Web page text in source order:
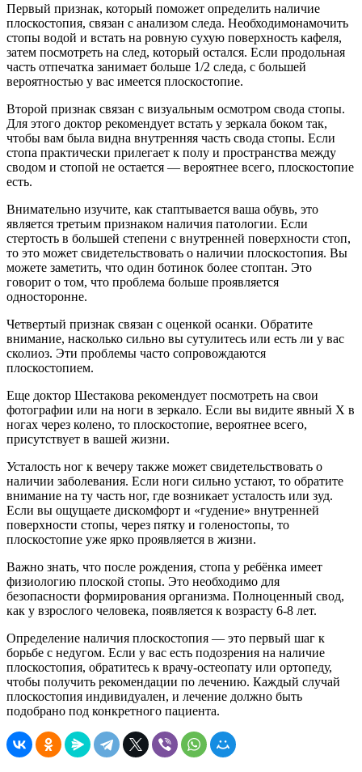
Первый признак, который поможет определить наличие
плоскостопия, связан с анализом следа. Необходимонамочить
стопы водой и встать на ровную сухую поверхность кафеля,
затем посмотреть на след, который остался. Если продольная
часть отпечатка занимает больше 1/2 следа, с большей
вероятностью у вас имеется плоскостопие.
Второй признак связан с визуальным осмотром свода стопы.
Для этого доктор рекомендует встать у зеркала боком так,
чтобы вам была видна внутренняя часть свода стопы. Если
стопа практически прилегает к полу и пространства между
сводом и стопой не остается — вероятнее всего, плоскостопие
есть.
Внимательно изучите, как стаптывается ваша обувь, это
является третьим признаком наличия патологии. Если
стертость в большей степени с внутренней поверхности стоп,
то это может свидетельствовать о наличии плоскостопия. Вы
можете заметить, что один ботинок более стоптан. Это
говорит о том, что проблема больше проявляется
односторонне.
Четвертый признак связан с оценкой осанки. Обратите
внимание, насколько сильно вы сутулитесь или есть ли у вас
сколиоз. Эти проблемы часто сопровождаются
плоскостопием.
Еще доктор Шестакова рекомендует посмотреть на свои
фотографии или на ноги в зеркало. Если вы видите явный Х в
ногах через колено, то плоскостопие, вероятнее всего,
присутствует в вашей жизни.
Усталость ног к вечеру также может свидетельствовать о
наличии заболевания. Если ноги сильно устают, то обратите
внимание на ту часть ног, где возникает усталость или зуд.
Если вы ощущаете дискомфорт и «гудение» внутренней
поверхности стопы, через пятку и голеностопы, то
плоскостопие уже ярко проявляется в жизни.
Важно знать, что после рождения, стопа у ребёнка имеет
физиологию плоской стопы. Это необходимо для
безопасности формирования организма. Полноценный свод,
как у взрослого человека, появляется к возрасту 6-8 лет.
Определение наличия плоскостопия — это первый шаг к
борьбе с недугом. Если у вас есть подозрения на наличие
плоскостопия, обратитесь к врачу-остеопату или ортопеду,
чтобы получить рекомендации по лечению. Каждый случай
плоскостопия индивидуален, и лечение должно быть
подобрано под конкретного пациента.